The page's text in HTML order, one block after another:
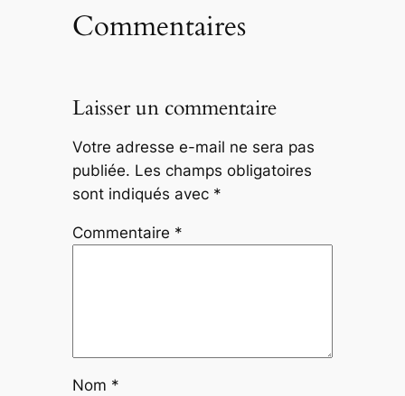
Commentaires
Laisser un commentaire
Votre adresse e-mail ne sera pas
publiée. Les champs obligatoires
sont indiqués avec *
Commentaire *
Nom *